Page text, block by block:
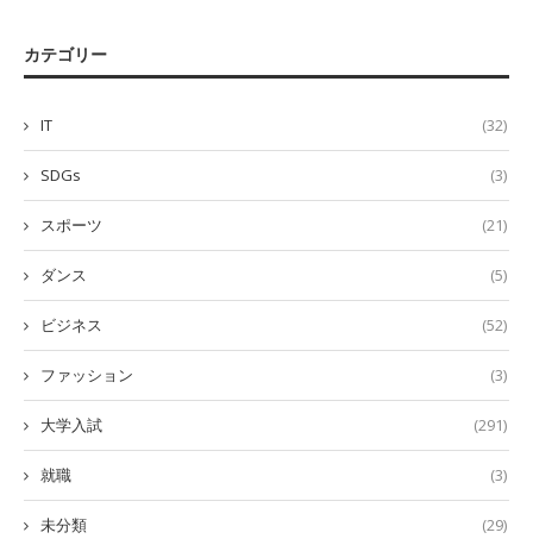
カテゴリー
IT (32)
SDGs (3)
スポーツ (21)
ダンス (5)
ビジネス (52)
ファッション (3)
大学入試 (291)
就職 (3)
未分類 (29)